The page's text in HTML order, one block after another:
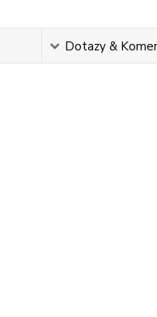
Dotazy &